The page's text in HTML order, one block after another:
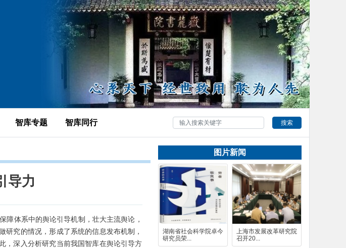
智库专题 智库同行 搜索
导力
障体系中的舆论引导机制，壮大主流舆论，
究的情况，形成了系统的信息发布机制，
，深入分析研究当前我国智库在舆论引导方
图片新闻
湖南省社会科学院卓今
研究员荣...
上海市发展改革研究院
召开20...